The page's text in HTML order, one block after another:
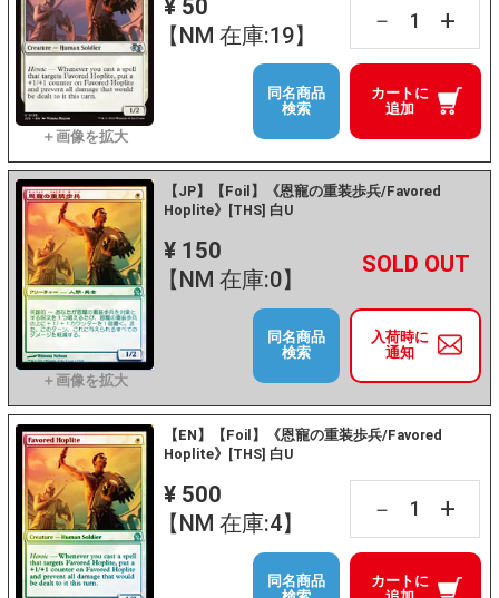
¥ 50
【NM 在庫:19】
－ +
カートに
追加
同名商品
検索
【JP】【Foil】《恩寵の重装歩兵/Favored
Hoplite》[THS] 白U
¥ 150
【NM 在庫:0】
－ +
入荷時に
通知
同名商品
検索
【EN】【Foil】《恩寵の重装歩兵/Favored
Hoplite》[THS] 白U
¥ 500
【NM 在庫:4】
－ +
カートに
同名商品